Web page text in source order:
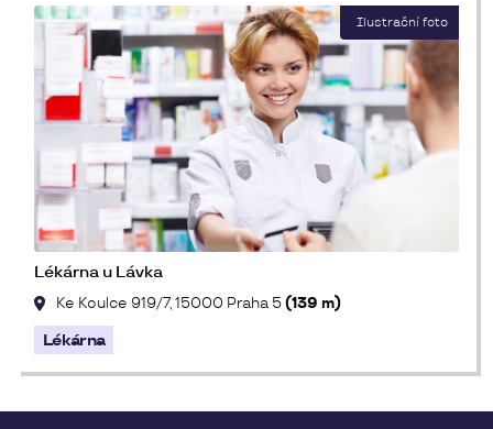
Lékárna u Lávka
Ke Koulce 919/7, 15000 Praha 5(139 m)
Lékárna